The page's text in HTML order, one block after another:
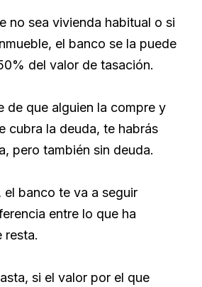
no sea vivienda habitual o si
el banco se la puede
del valor de tasación.
de que alguien la compre y
cubra la deuda, te habrás
pero también sin deuda.
el banco te va a seguir
entre lo que ha
resta.
si el valor por el que